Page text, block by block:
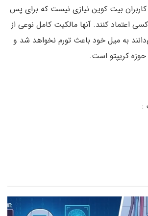
بیت کوین نیازی نیست که برای پس
اعتماد کنند. آنها مالکیت کامل نوعی از
به میل خود باعث تورم نخواهد شد و
کریپتو است.